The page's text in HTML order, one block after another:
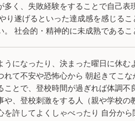
く、失敗経験をすることで自己
り遂げるといった達成感を感じる
社会的・精神的に未成熟であるこ
になったり、決まった曜日に休
て不安や恐怖心から 朝起きてこ
ことで、登校時間が過ぎれば体調
、登校刺激をする人（親や学校
許してよくしゃべったり 自分から